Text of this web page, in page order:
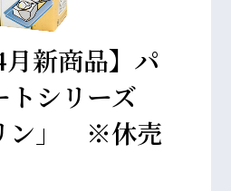
月新商品】パ
トシリーズ
ン」 ※休売